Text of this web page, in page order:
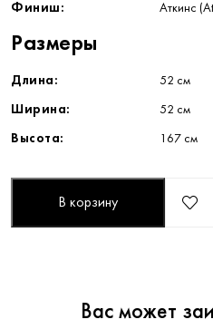
Финиш: Аткинс
Размеры
Длина: 52 см
Ширина: 52 см
Высота: 167 см
В корзину
Вас может